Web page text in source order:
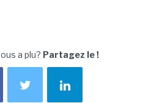
a plu? Partagez le !